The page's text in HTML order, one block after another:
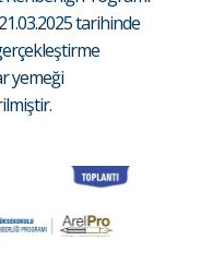
tarihinde
yemeği